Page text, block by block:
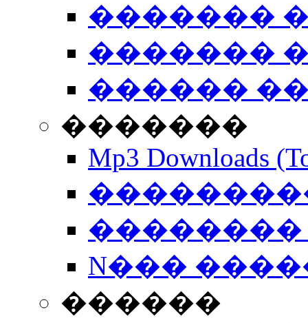
�������
�������
������
�������
Mp3 Downloads
��������
N���
������